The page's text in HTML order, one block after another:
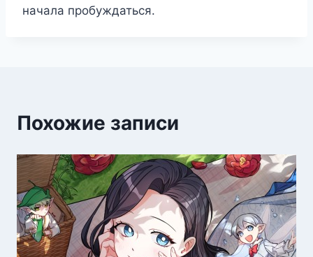
начала пробуждаться.
Похожие записи